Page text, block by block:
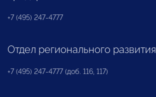
+7 (495) 247-4777
Отдел регионального развития
+7 (495) 247-4777 (доб. 116, 117)